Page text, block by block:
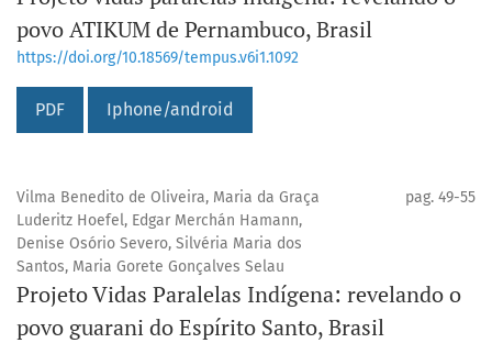
povo ATIKUM de Pernambuco, Brasil
https://doi.org/10.18569/tempus.v6i1.1092
PDF Iphone/android
Vilma Benedito de Oliveira, Maria da Graça
Luderitz Hoefel, Edgar Merchán Hamann,
Denise Osório Severo, Silvéria Maria dos
Santos, Maria Gorete Gonçalves Selau
pag. 49-55
Projeto Vidas Paralelas Indígena: revelando o
povo guarani do Espírito Santo, Brasil